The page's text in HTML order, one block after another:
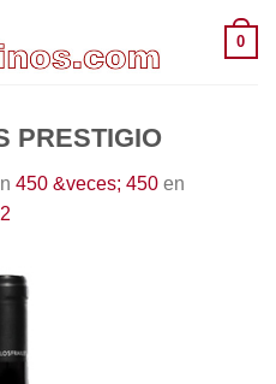
0
PRESTIGIO
450 &veces; 450 en